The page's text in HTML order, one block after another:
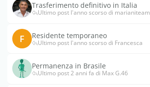
Trasferimento definitivo in Italia
Ultimo post l'anno scorso di marianiteam
F Residente temporaneo
Ultimo post l'anno scorso di Francesca
Permanenza in Brasile
Ultimo post 2 anni fa di Max G.46